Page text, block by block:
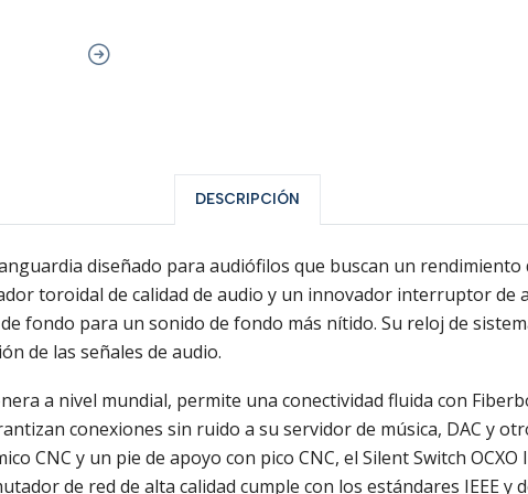
DESCRIPCIÓN
diseñado para audiófilos que buscan un rendimiento
toroidal de calidad de audio y un innovador interruptor
fondo para un sonido de fondo más nítido. Su reloj de
de las señales de audio.
a nivel mundial, permite una conectividad fluida con
conexiones sin ruido a su servidor de música, DAC y
CNC y un pie de apoyo con pico CNC, el Silent Switch
de red de alta calidad cumple con los estándares IEEE y